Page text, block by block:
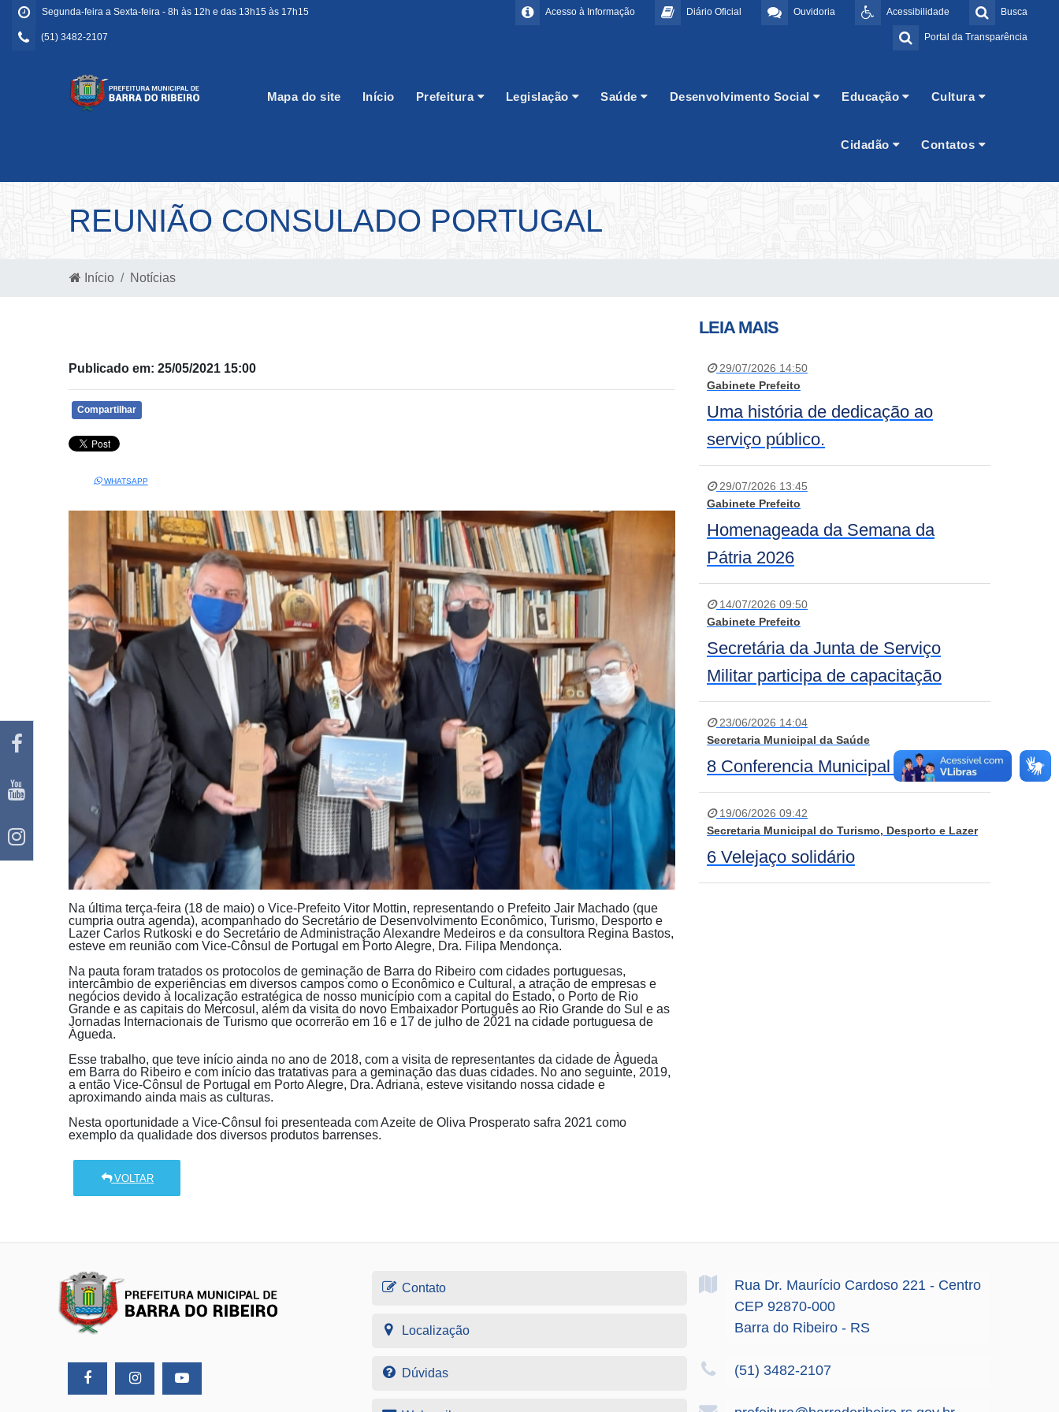
Segunda-feira a Sexta-feira - 8h às 12h e das 13h15 às 17h15
(51) 3482-2107
Busca
Acessibilidade
Ouvidoria
Diário Oficial
Acesso à Informação
Portal da Transparência
Mapa do site Início Prefeitura Legislação Saúde Desenvolvimento Social Educação Cultura
Cidadão Contatos
REUNIÃO CONSULADO PORTUGAL
Início Notícias
Publicado em: 25/05/2021 15:00
Compartilhar
WHATSAPP
Na última terça-feira (18 de maio) o Vice-Prefeito Vitor Mottin, representando o Prefeito Jair Machado (que
cumpria outra agenda), acompanhado do Secretário de Desenvolvimento Econômico, Turismo, Desporto e
Lazer Carlos Rutkoski e do Secretário de Administração Alexandre Medeiros e da consultora Regina Bastos,
esteve em reunião com Vice-Cônsul de Portugal em Porto Alegre, Dra. Filipa Mendonça.
Na pauta foram tratados os protocolos de geminação de Barra do Ribeiro com cidades portuguesas,
intercâmbio de experiências em diversos campos como o Econômico e Cultural, a atração de empresas e
negócios devido à localização estratégica de nosso município com a capital do Estado, o Porto de Rio
Grande e as capitais do Mercosul, além da visita do novo Embaixador Português ao Rio Grande do Sul e as
Jornadas Internacionais de Turismo que ocorrerão em 16 e 17 de julho de 2021 na cidade portuguesa de
Àgueda.
Esse trabalho, que teve início ainda no ano de 2018, com a visita de representantes da cidade de Àgueda
em Barra do Ribeiro e com início das tratativas para a geminação das duas cidades. No ano seguinte, 2019,
a então Vice-Cônsul de Portugal em Porto Alegre, Dra. Adriana, esteve visitando nossa cidade e
aproximando ainda mais as culturas.
Nesta oportunidade a Vice-Cônsul foi presenteada com Azeite de Oliva Prosperato safra 2021 como
exemplo da qualidade dos diversos produtos barrenses.
VOLTAR
LEIA MAIS
29/07/2026 14:50
Gabinete Prefeito
Uma história de dedicação ao
serviço público.
29/07/2026 13:45
Gabinete Prefeito
Homenageada da Semana da
Pátria 2026
14/07/2026 09:50
Gabinete Prefeito
Secretária da Junta de Serviço
Militar participa de capacitação
23/06/2026 14:04
Secretaria Municipal da Saúde
8 Conferencia Municipal de Saúde
19/06/2026 09:42
Secretaria Municipal do Turismo, Desporto e Lazer
6 Velejaço solidário
Contato
Localização
Dúvidas
Rua Dr. Maurício Cardoso 221 - Centro
CEP 92870-000
Barra do Ribeiro - RS
(51) 3482-2107